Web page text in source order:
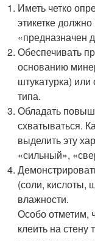
Иметь четко
этикетке
«предназначен
Обеспечивать
основанию
штукатурка)
типа.
Обладать
схватываться.
выделить эту
«сильный»,
(соли, кислоты,
влажности.
Особо отметим,
клеить на